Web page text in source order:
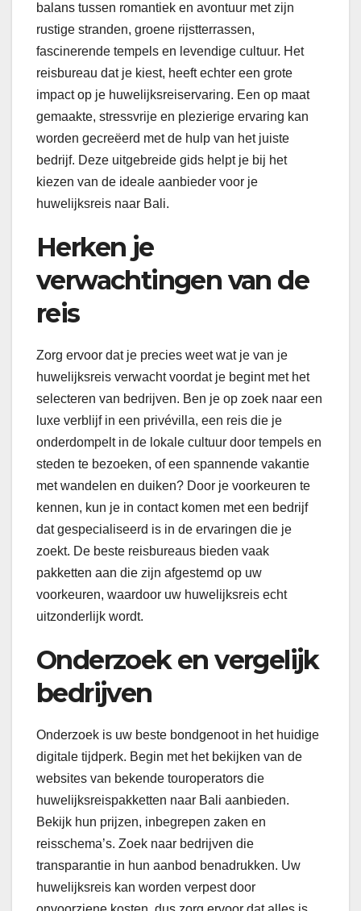
balans tussen romantiek en avontuur met zijn
rustige stranden, groene rijstterrassen,
fascinerende tempels en levendige cultuur. Het
reisbureau dat je kiest, heeft echter een grote
impact op je huwelijksreiservaring. Een op maat
gemaakte, stressvrije en plezierige ervaring kan
worden gecreëerd met de hulp van het juiste
bedrijf. Deze uitgebreide gids helpt je bij het
kiezen van de ideale aanbieder voor je
huwelijksreis naar Bali.
Herken je
verwachtingen van de
reis
Zorg ervoor dat je precies weet wat je van je
huwelijksreis verwacht voordat je begint met het
selecteren van bedrijven. Ben je op zoek naar een
luxe verblijf in een privévilla, een reis die je
onderdompelt in de lokale cultuur door tempels en
steden te bezoeken, of een spannende vakantie
met wandelen en duiken? Door je voorkeuren te
kennen, kun je in contact komen met een bedrijf
dat gespecialiseerd is in de ervaringen die je
zoekt. De beste reisbureaus bieden vaak
pakketten aan die zijn afgestemd op uw
voorkeuren, waardoor uw huwelijksreis echt
uitzonderlijk wordt.
Onderzoek en vergelijk
bedrijven
Onderzoek is uw beste bondgenoot in het huidige
digitale tijdperk. Begin met het bekijken van de
websites van bekende touroperators die
huwelijksreispakketten naar Bali aanbieden.
Bekijk hun prijzen, inbegrepen zaken en
reisschema’s. Zoek naar bedrijven die
transparantie in hun aanbod benadrukken. Uw
huwelijksreis kan worden verpest door